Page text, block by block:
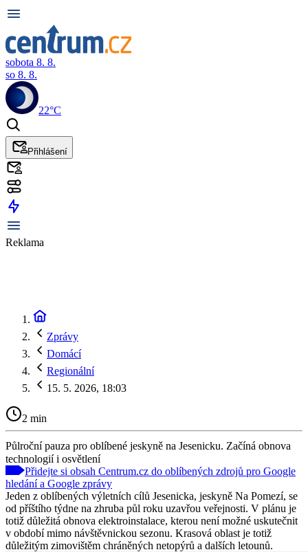
sobota 8. 8.
so 8. 8.
22°C
Přihlášení
Reklama
Zprávy
Domácí
Regionální
15. 5. 2026, 18:03
2 min
Půlroční pauza pro oblíbené jeskyně na Jesenicku. Začíná obnova
technologií i osvětlení
Přidejte si obsah Centrum.cz do oblíbených zdrojů pro Google
hledání a Google zprávy
Jeden z oblíbených výletních cílů Jesenicka, jeskyně Na Pomezí, se
od příštího týdne na zhruba půl roku uzavřou veřejnosti. V plánu je
totiž důležitá obnova elektroinstalace, kterou není možné uskutečnit
v období mimo návštěvnickou sezonu. Krasová oblast je totiž
důležitým zimovištěm chráněných netopýrů a dalších letounů.